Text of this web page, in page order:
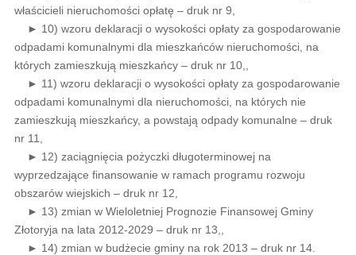
właścicieli nieruchomości opłatę – druk nr 9,
► 10) wzoru deklaracji o wysokości opłaty za gospodarowanie
odpadami komunalnymi dla mieszkańców nieruchomości, na
których zamieszkują mieszkańcy – druk nr 10,,
► 11) wzoru deklaracji o wysokości opłaty za gospodarowanie
odpadami komunalnymi dla nieruchomości, na których nie
zamieszkują mieszkańcy, a powstają odpady komunalne – druk
nr 11,
► 12) zaciągnięcia pożyczki długoterminowej na
wyprzedzające finansowanie w ramach programu rozwoju
obszarów wiejskich – druk nr 12,
► 13) zmian w Wieloletniej Prognozie Finansowej Gminy
Złotoryja na lata 2012-2029 – druk nr 13,,
► 14) zmian w budżecie gminy na rok 2013 – druk nr 14.